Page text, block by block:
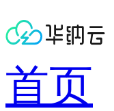
首页